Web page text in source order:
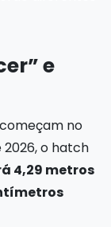
e
começam no
o hatch
4,29 metros